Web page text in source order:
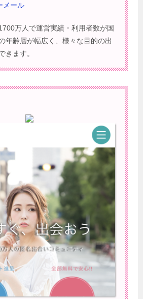
メール
万人で運営実績・利用者数が国
年齢層が幅広く、様々な目的の出
きます。